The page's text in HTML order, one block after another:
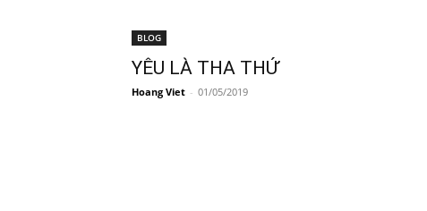
BLOG
YÊU LÀ THA THỨ
Hoang Viet - 01/05/2019